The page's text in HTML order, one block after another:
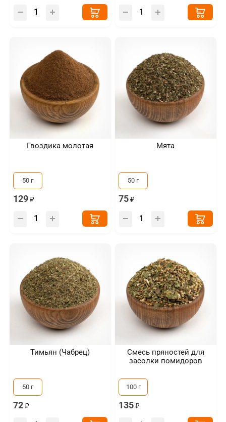
Гвоздика молотая
50 г
129
Мята
50 г
75
Тимьян (Чабрец)
50 г
72
Смесь пряностей для
засолки помидоров
100 г
135